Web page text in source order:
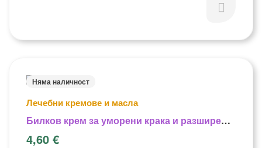
Няма наличност
Лечебни кремове и масла
Билков крем за уморени крака и разширени
вени – 200 мл.
4,60 €